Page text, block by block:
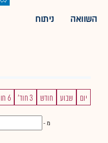
השוואה ניתוח
יום שבוע חודש 3 חוד' 6 חוד'
מ -